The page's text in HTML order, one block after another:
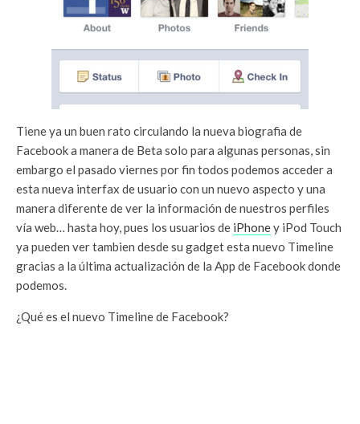
Tiene ya un buen rato circulando la nueva biografia de
Facebook a manera de Beta solo para algunas personas, sin
embargo el pasado viernes por fin todos podemos acceder a
esta nueva interfax de usuario con un nuevo aspecto y una
manera diferente de ver la información de nuestros perfiles
vía web… hasta hoy, pues los usuarios de iPhoney iPod Touch
ya pueden ver tambien desde su gadget esta nuevo Timeline
gracias a la última actualización de la App de Facebook donde
podemos.
¿Qué es el nuevo Timeline de Facebook?